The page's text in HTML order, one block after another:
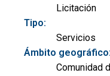
Licitación
Tipo:
Servicios
Ámbito geográfico:
Comunidad